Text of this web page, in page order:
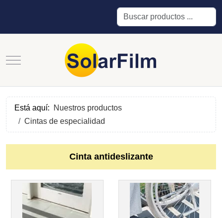
Buscar
Mobile Menu Toggle
Está aquí:
Nuestros productos
Cintas de especialidad
Cinta antideslizante